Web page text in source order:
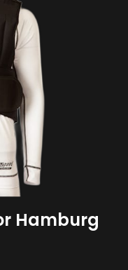
Hamburg